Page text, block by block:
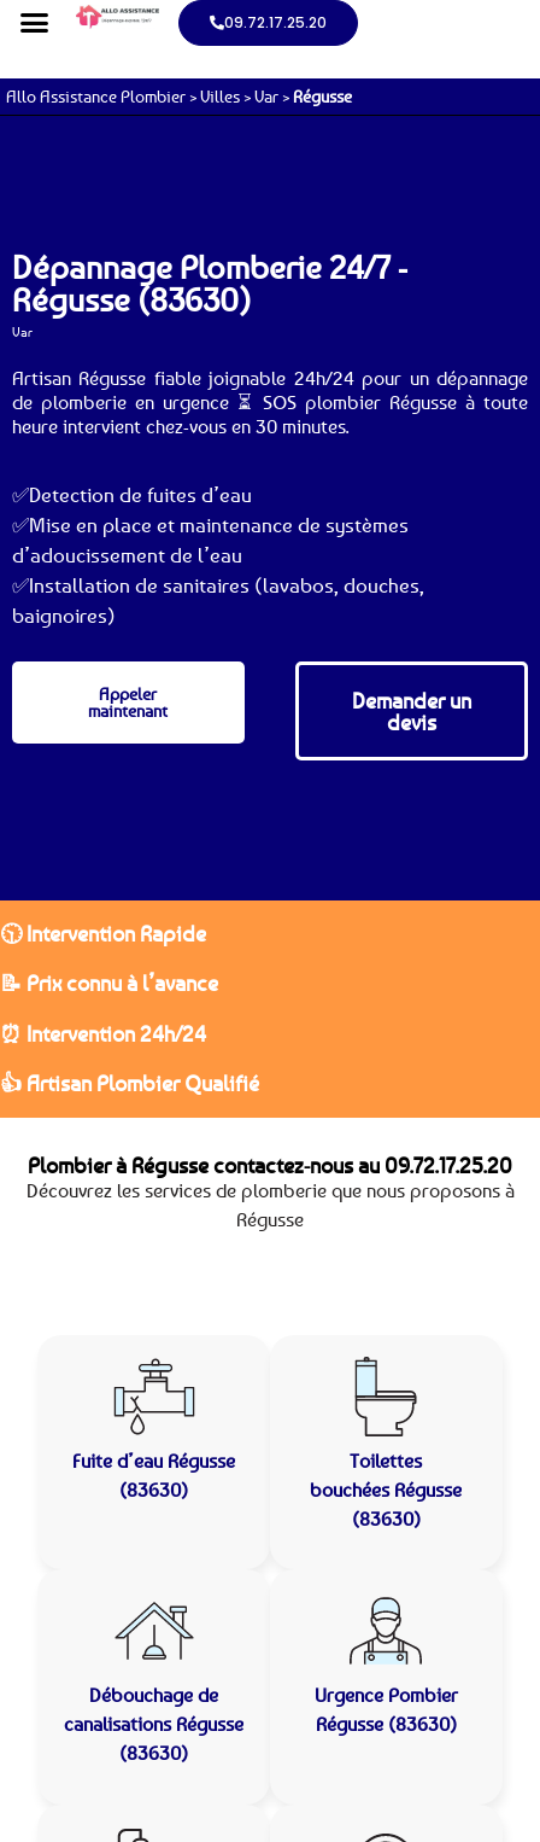
09.72.17.25.20
Allo Assistance Plombier >Villes >Var >Régusse
Dépannage Plomberie 24/7 -
Régusse (83630)
Var
Artisan Régusse fiable joignable 24h/24 pour un dépannage
de plomberie en urgence ⏳ SOS plombier Régusse à toute
heure intervient chez-vous en 30 minutes.
✅Detection de fuites d’eau
✅Mise en place et maintenance de systèmes
d’adoucissement de l’eau
✅Installation de sanitaires (lavabos, douches,
baignoires)
Appeler
maintenant
Demander un
devis
🕥 Intervention Rapide
📝 Prix connu à l’avance
⏰ Intervention 24h/24
👍 Artisan Plombier Qualifié
Plombier à Régusse contactez-nous au 09.72.17.25.20
Découvrez les services de plomberie que nous proposons à
Régusse
Fuite d’eau Régusse
(83630)
Toilettes
bouchées Régusse
(83630)
Débouchage de
canalisations Régusse
(83630)
Urgence Pombier
Régusse (83630)